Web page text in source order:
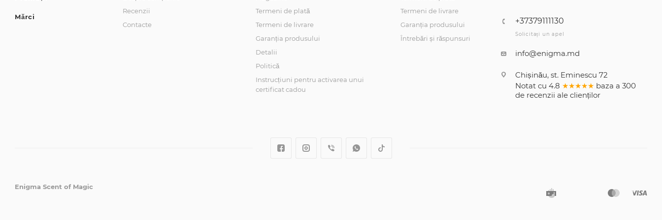
Mărci
Recenzii
Contacte
Termeni de plată
Termeni de livrare
Garanția produsului
Detalii
Politică
Instrucțiuni pentru activarea unui
certificat cadou
Termeni de livrare
Garanția produsului
Întrebări și răspunsuri
+37379111130
Solicitați un apel
info@enigma.md
Chișinău, st. Eminescu 72
Notat cu 4.8 ★★★★★ baza a 300
de recenzii ale clienților
Enigma Scent of Magic